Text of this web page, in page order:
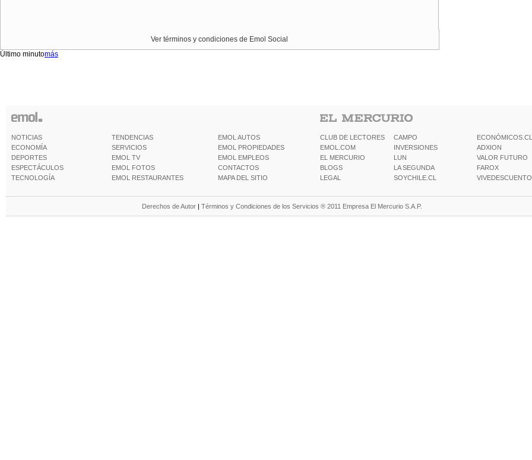
Ver términos y condiciones de Emol Social
Último minutomás
NOTICIAS
ECONOMÍA
DEPORTES
ESPECTÁCULOS
TECNOLOGÍA
TENDENCIAS
SERVICIOS
EMOL TV
EMOL FOTOS
EMOL RESTAURANTES
EMOL AUTOS
EMOL PROPIEDADES
EMOL EMPLEOS
CONTACTOS
MAPA DEL SITIO
CLUB DE LECTORES
EMOL.COM
EL MERCURIO
BLOGS
LEGAL
CAMPO
INVERSIONES
LUN
LA SEGUNDA
SOYCHILE.CL
ECONÓMICOS.CL
ADXION
VALOR FUTURO
FAROX
Derechos de Autor | Términos y Condiciones de los Servicios ® 2011 Empresa El Mercurio S.A.P.